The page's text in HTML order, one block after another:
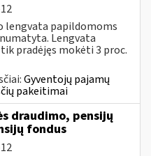
lengvata papildomoms
Lengvata
pradėjęs mokėti 3 proc.
Gyventojų pajamų
pakeitimai
draudimo, pensijų
fondus